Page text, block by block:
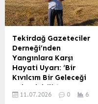
İşbaralı ve Mizgin
Sümbül’ü makamında
ağırladı. Vali Polat,
öğrencilerin eğitim ve
sosyal projelerdeki
başarılarını yakından
takip ettiğini belirterek,
okul dergisini inceledi.
Öğrencilerin Titiz
Çalışması Beğeni Topladı
Tekirdağ Gazeteciler
Derneği’nden
Yangınlara Karşı
Hayati Uyarı: ‘Bir
Kıvılcım Bir Geleceği
Yok Edebilir’
Tekirdağ Gazeteciler
11.07.2026 0 6